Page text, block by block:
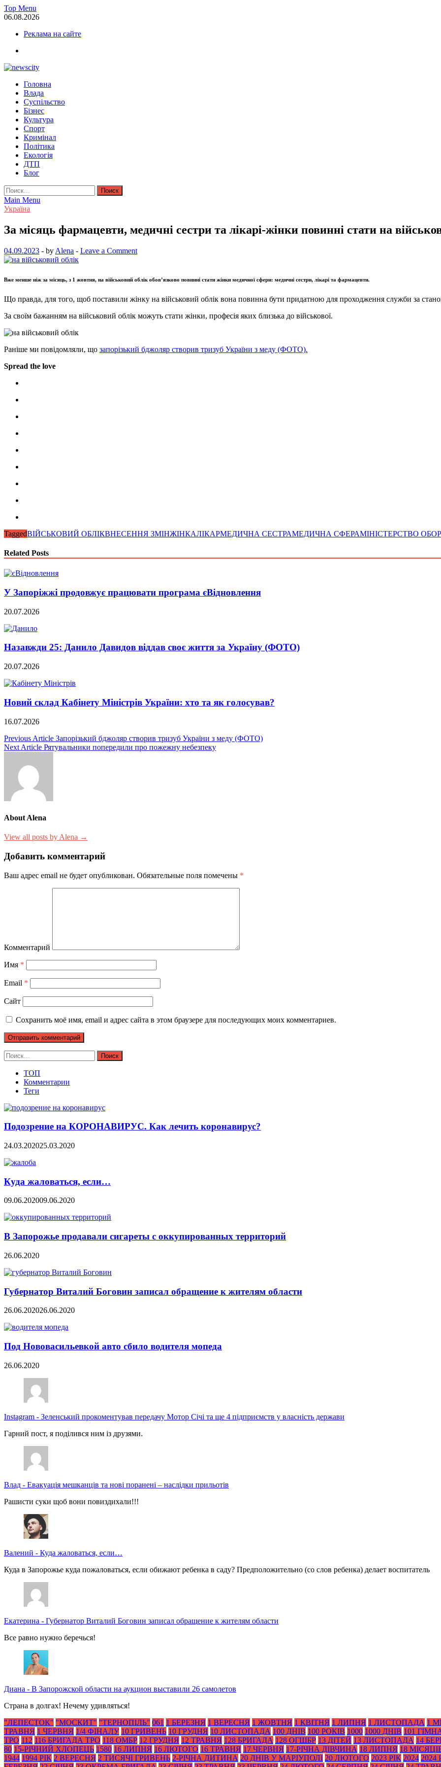
Skip
to
Top Menu
06.08.2026
Реклама на сайте
NewsCity — свежие новости Запорожья сегодня
Новости Запорожья и Запорожской области сегодня. События Запорожья, коррупция, политика, дтп, новости спорта
Головна
Влада
Суспільство
Бізнес
Культура
Спорт
Кримінал
Політика
Екологія
ДТП
Блог
Найти:
Main Menu
Україна
За місяць фармацевти, медичні сестри та лікарі-жінки повинні стати на
04.09.2023 - by Alena - Leave a Comment
Вже менше ніж за місяць, з 1 жовтня, на військовий облік обов’язково повинні стати жінки медичної сфери: медичні сестри, лікарі та фармацевти.
Що правда, для того, щоб поставили жінку на військовий облік вона повинна бути придатною для проходження служби за
За своїм бажанням на військовий облік можуть стати жінки, професія яких близька до військової.
Раніше ми повідомляли, що запорізький бджоляр створив тризуб України з меду (ФОТО).
Spread the love
TaggedВІЙСЬКОВИЙ ОБЛІКВНЕСЕННЯ ЗМІНЖІНКАЛІКАРМЕДИЧНА СЕСТРАМЕДИЧНА СФЕРАМІНІСТЕРСТВО
Related Posts
У Запоріжжі продовжує працювати програма єВідновлення
20.07.2026
Назавжди 25: Данило Давидов віддав своє життя за Україну (ФОТО)
20.07.2026
Новий склад Кабінету Міністрів України: хто та як голосував?
16.07.2026
Навигация
по
записям
Previous Article Запорізький бджоляр створив тризуб України з меду (ФОТО)
Next Article Рятувальники попередили про пожежну небезпеку
About Alena
View all posts by Alena →
Добавить комментарий
Ваш адрес email не будет опубликован. Обязательные поля помечены *
Комментарий
Имя *
Email *
Сайт
Сохранить моё имя, email и адрес сайта в этом браузере для последующих моих комментариев.
Найти:
ТОП
Комментарии
Теги
Подозрение на КОРОНАВИРУС. Как лечить коронавирус?
24.03.202025.03.2020
Куда жаловаться, если…
09.06.202009.06.2020
В Запорожье продавали сигареты с оккупированных территорий
26.06.2020
Губернатор Виталий Боговин записал обращение к жителям области
26.06.202026.06.2020
Под Нововасильевкой авто сбило водителя мопеда
26.06.2020
Instagram - Зеленський прокоментував передачу Мотор Січі та ще 4 підприємств у власність держави
Гарний пост, я поділився ним із друзями.
Влад - Евакуація мешканців та нові поранені – наслідки прильотів
Рашисти суки щоб вони повиздихали!!!
Валений - Куда жаловаться, если…
Куда в Запорожье куда пожаловаться, если обижают ребенка в саду? Предположительно (со слов ребенка) делает воспитатель
Екатерина - Губернатор Виталий Боговин записал обращение к жителям области
Все равно нужно беречься!
Диана - В Запорожской области на аукцион выставили 26 самолетов
Страна в долгах! Нечему удивляться!
"ЛЕПЕСТОК" "МОСКИТ" "ТЕРНОПІЛЬ" 061 1 БЕРЕЗНЯ 1 ВЕРЕСНЯ 1 ЖОВТНЯ 1 КВІТНЯ 1 ЛИПНЯ 1 ЛИСТОПАДА 1
ТРАВНЯ 1 ЧЕРВНЯ 1/4 ФІНАЛУ 10 ГРИВЕНЬ 10 ГРУДНЯ 10 ЛИСТОПАДА 100 ДНІВ 100 РОКІВ 1000 1000 ДНІВ 101
ТРО 112 116 БРИГАДА ТРО 118 ОМБР 12 ГРУДНЯ 12 ТРАВНЯ 128 БРИГАДА 128 ОГШБР 13 ДІТЕЙ 13 ЛИСТОПАДА 14
80 15-РІЧНИЙ ХЛОПЕЦЬ 1580 16 ЛИПНЯ 16 ЛЮТОГО 16 ТРАВНЯ 17 ЧЕРВНЯ 17-РІЧНА ДІВЧИНА 18 ЛИПНЯ 18
1944 1994 РІК 2 ВЕРЕСНЯ 2 ТИСЯЧІ ГРИВЕНЬ 2-РІЧНА ДИТИНА 20 ДНІВ У МАРІУПОЛІ 20 ЛЮТОГО 2023 РІК 2024 2024